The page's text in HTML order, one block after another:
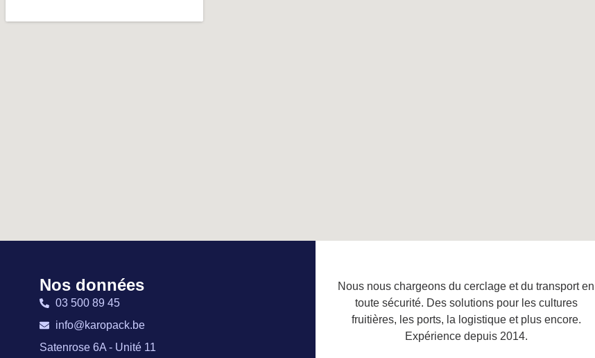
Nos données
03 500 89 45
info@karopack.be
Satenrose 6A - Unité 11
Nous nous chargeons du cerclage et du transport en
toute sécurité. Des solutions pour les cultures
fruitières, les ports, la logistique et plus encore.
Expérience depuis 2014.